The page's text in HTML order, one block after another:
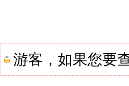
游客，如果您要